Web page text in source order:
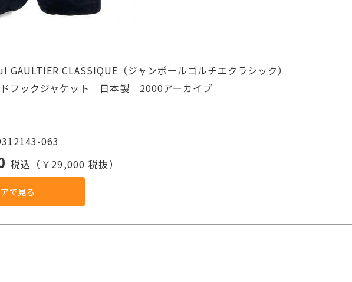
CLASSIQUE（ジャンポールゴルチエクラシック）
ックジャケット　日本製　2000アーカイブ
063
税込（￥29,000 税抜）
で見る